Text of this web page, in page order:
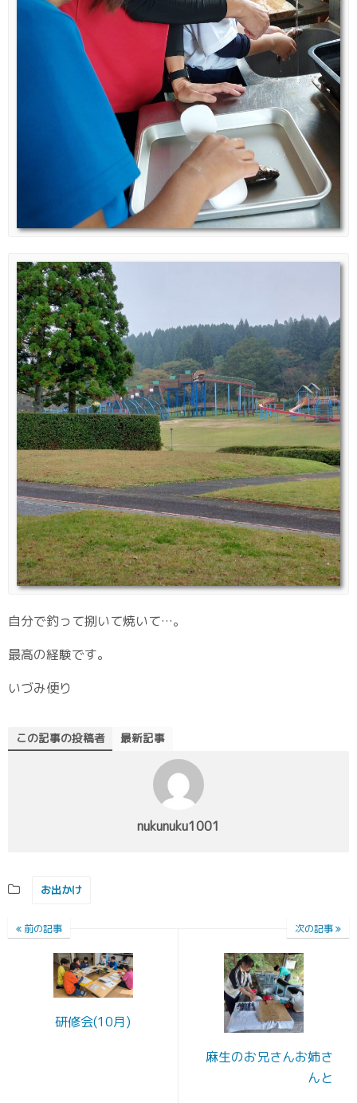
自分で釣って捌いて焼いて…。
最高の経験です。
いづみ便り
この記事の投稿者 最新記事
nukunuku1001
お出かけ
前の記事
研修会(10月)
次の記事
麻生のお兄さんお姉さ
んと